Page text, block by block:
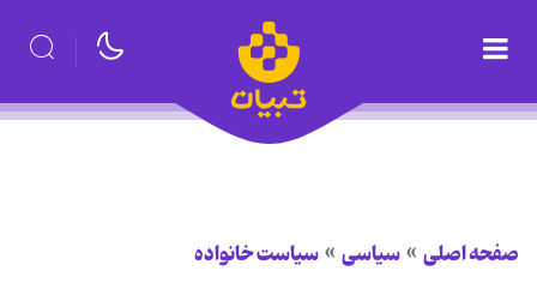
صفحه اصلی سیاسی سیاست خانواده